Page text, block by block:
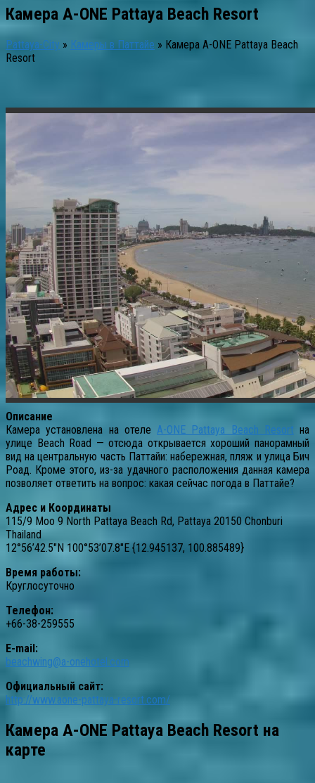
Камера A-ONE Pattaya Beach Resort
Pattaya-City » Камеры в Паттайе » Камера A-ONE Pattaya Beach
Resort
Описание
Камера установлена на отеле A-ONE Pattaya Beach Resort на
улице Beach Road — отсюда открывается хороший панорамный
вид на центральную часть Паттайи: набережная, пляж и улица Бич
Роад. Кроме этого, из-за удачного расположения данная камера
позволяет ответить на вопрос: какая сейчас погода в Паттайе?
Адрес и Координаты
115/9 Moo 9 North Pattaya Beach Rd, Pattaya 20150 Chonburi
Thailand
12°56’42.5″N 100°53’07.8″E {12.945137, 100.885489}
Время работы:
Круглосуточно
Телефон:
+66-38-259555
E-mail:
beachwing@a-onehotel.com
Официальный сайт:
http://www.aone-pattaya-resort.com/
Камера A-ONE Pattaya Beach Resort на
карте